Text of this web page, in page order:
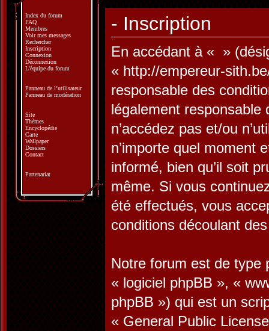
- Inscription
En accédant à « »
« http://empereur-
responsable des
légalement responsable
n’accédez pas et/ou
n’importe quel moment
informé, bien qu’il soit
même. Si vous
été effectués, vous
conditions découlant
Notre forum est de type
« logiciel phpBB », «
phpBB ») qui est un
« General Public License
Index du forum
FAQ
Membres
Voir mes messages
Rechercher
Inscription
Connexion
Déconnexion
L’équipe du forum
Panneau de l’utilisateur
Panneau de modération
Site
Thèmes
Encyclopédie
Carte
Wallpaper
Dossiers
Contact
Partenariat